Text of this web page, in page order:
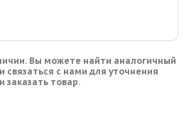
Вы можете найти аналогичный
связаться с нами для уточнения
заказать товар.